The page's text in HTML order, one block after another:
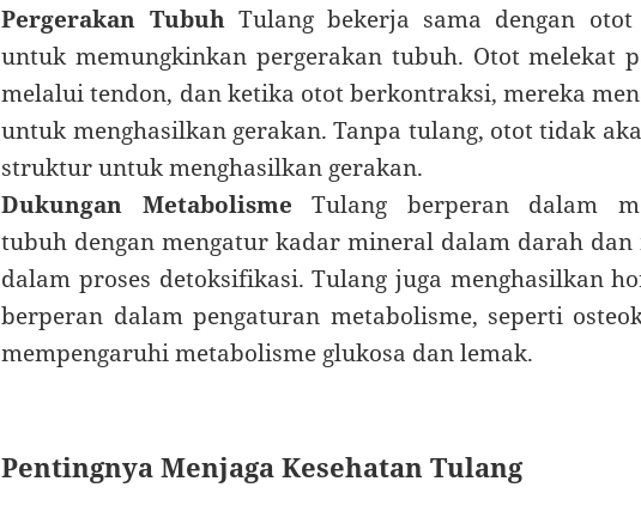
Pergerakan TubuhTulang bekerja sama dengan
untuk memungkinkan pergerakan tubuh. Otot melekat
melalui tendon, dan ketika otot berkontraksi, mereka
untuk menghasilkan gerakan. Tanpa tulang, otot tidak
struktur untuk menghasilkan gerakan.
Dukungan Metabolisme Tulang berperan dalam
tubuh dengan mengatur kadar mineral dalam darah dan
dalam proses detoksifikasi. Tulang juga menghasilkan
berperan dalam pengaturan metabolisme, seperti
mempengaruhi metabolisme glukosa dan lemak.
Pentingnya Menjaga Kesehatan Tulang